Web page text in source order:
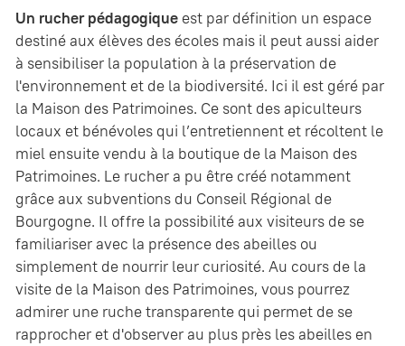
Un rucher pédagogique est par définition un espace
destiné aux élèves des écoles mais il peut aussi aider
à sensibiliser la population à la préservation de
l'environnement et de la biodiversité. Ici il est géré par
la Maison des Patrimoines. Ce sont des apiculteurs
locaux et bénévoles qui l’entretiennent et récoltent le
miel ensuite vendu à la boutique de la Maison des
Patrimoines. Le rucher a pu être créé notamment
grâce aux subventions du Conseil Régional de
Bourgogne. Il offre la possibilité aux visiteurs de se
familiariser avec la présence des abeilles ou
simplement de nourrir leur curiosité. Au cours de la
visite de la Maison des Patrimoines, vous pourrez
admirer une ruche transparente qui permet de se
rapprocher et d'observer au plus près les abeilles en